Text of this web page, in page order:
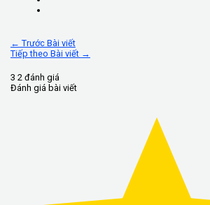
← Trước Bài viết
Tiếp theo Bài viết →
3 2 đánh giá
Đánh giá bài viết